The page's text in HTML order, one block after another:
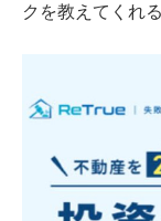
クを教えてくれ